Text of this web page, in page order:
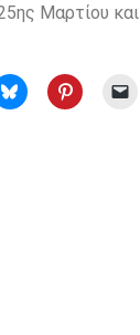
Μαρτίου και